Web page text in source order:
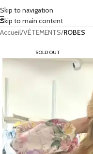
Skip to navigation
Skip to main content
STOCK EN FRANCE |
Accueil VÊTEMENTS ROBES
SOLD OUT